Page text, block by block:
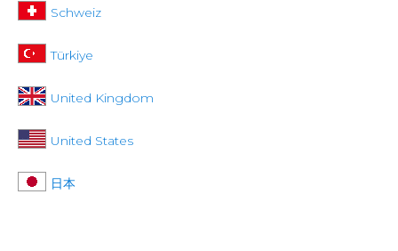
Schweiz
Türkiye
United Kingdom
United States
日本